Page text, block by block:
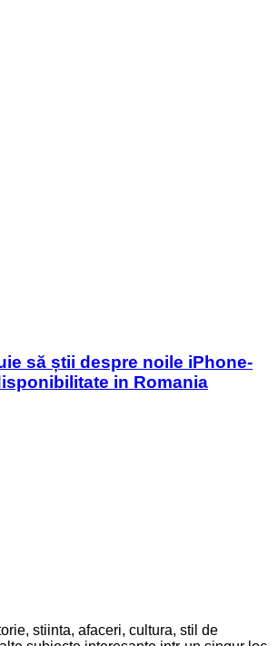
să știi despre noile iPhone-
in Romania
stiinta, afaceri, cultura, stil de